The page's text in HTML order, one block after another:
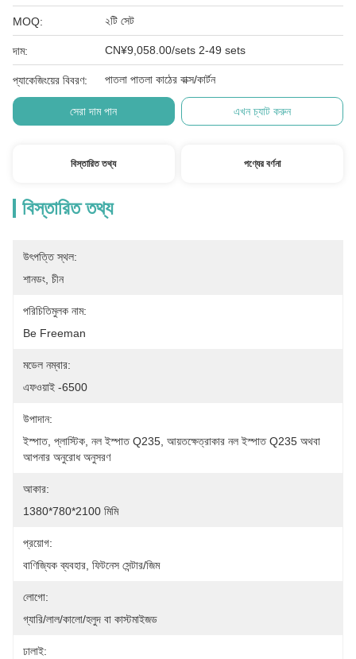
MOQ: ২টি সেট
দাম: CN¥9,058.00/sets 2-49 sets
প্যাকেজিংয়ের বিবরণ: পাতলা পাতলা কাঠের বাক্স/কার্টন
সেরা দাম পান এখন চ্যাট করুন
বিস্তারিত তথ্য পণ্যের বর্ণনা
বিস্তারিত তথ্য
উৎপত্তি স্থল:
শানডং, চীন
পরিচিতিমুলক নাম:
Be Freeman
মডেল নম্বার:
এফওয়াই -6500
উপাদান:
ইস্পাত, প্লাস্টিক, নল ইস্পাত Q235, আয়তক্ষেত্রাকার নল ইস্পাত Q235 অথবা
আপনার অনুরোধ অনুসরণ
আকার:
1380*780*2100 মিমি
প্রয়োগ:
বাণিজ্যিক ব্যবহার, ফিটনেস সেন্টার/জিম
লোগো:
গ্যারি/লাল/কালো/হলুদ বা কাস্টমাইজড
ঢালাই: